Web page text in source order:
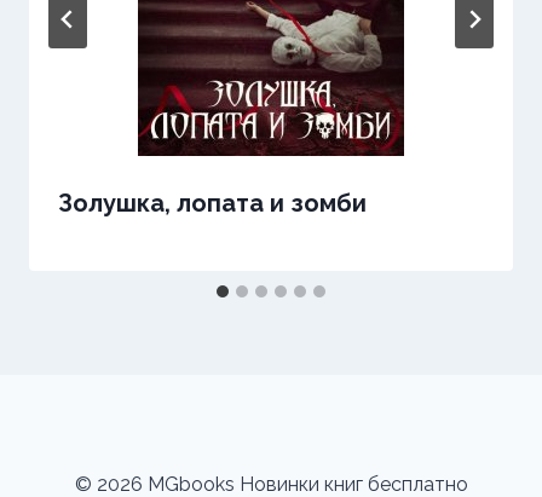
Золушка, лопата и зомби
© 2026 MGbooks Новинки книг бесплатно